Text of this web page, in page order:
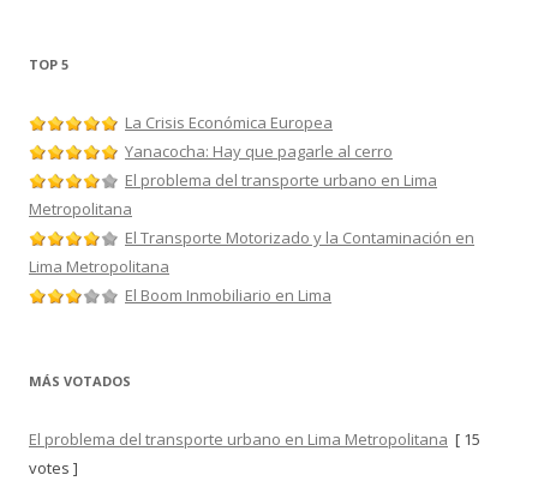
TOP 5
La Crisis Económica Europea
Yanacocha: Hay que pagarle al cerro
El problema del transporte urbano en Lima
Metropolitana
El Transporte Motorizado y la Contaminación en
Lima Metropolitana
El Boom Inmobiliario en Lima
MÁS VOTADOS
El problema del transporte urbano en Lima Metropolitana [ 15
votes ]